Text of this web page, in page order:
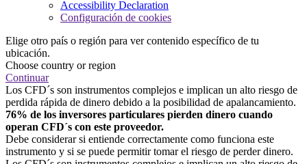
Accessibility Declaration
Configuración de cookies
Elige otro país o región para ver contenido específico de tu
ubicación.
Choose country or region
Continuar
Los CFD´s son instrumentos complejos e implican un alto riesgo de
perdida rápida de dinero debido a la posibilidad de apalancamiento.
76% de los inversores particulares pierden dinero cuando
operan CFD´s con este proveedor.
Debe considerar si entiende correctamente como funciona este
instrumento y si se puede permitir tomar el riesgo de perder dinero.